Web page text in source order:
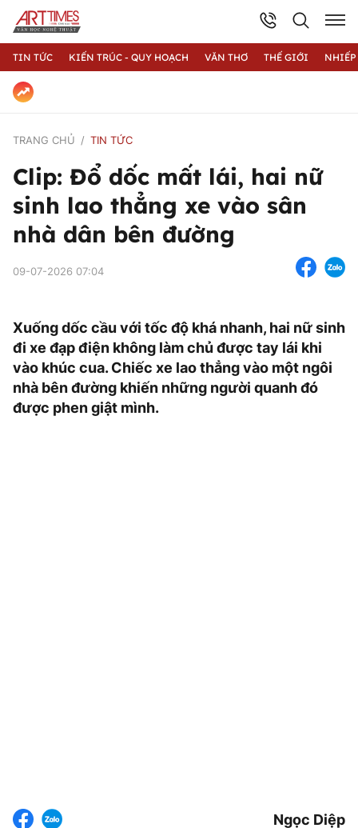
TIN TỨC KIẾN TRÚC - QUY HOẠCH VĂN THƠ THẾ GIỚI
TRANG CHỦ TIN TỨC
Clip: Đổ dốc mất lái, hai nữ
sinh lao thẳng xe vào sân
nhà dân bên đường
09-07-2026 07:04
Xuống dốc cầu với tốc độ khá nhanh, hai nữ sinh
đi xe đạp điện không làm chủ được tay lái khi
vào khúc cua. Chiếc xe lao thẳng vào một ngôi
nhà bên đường khiến những người quanh đó
được phen giật mình.
Ngọc Diệp